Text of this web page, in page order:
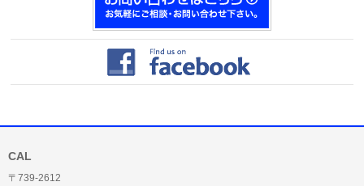
CAL
〒739-2612